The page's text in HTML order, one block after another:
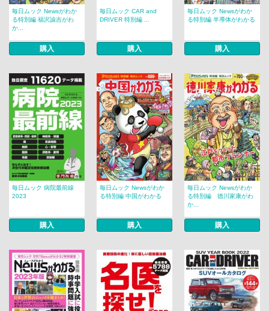
毎日ムック Newsがわか
る特別編 福沢諭吉がわ
か...
購入
毎日ムック CAR and
DRIVER 特別編 ...
購入
毎日ムック Newsがわか
る特別編 半導体がわかる
購入
毎日ムック 病院最前線
2023
購入
毎日ムック Newsがわか
る特別編 中国がわかる
購入
毎日ムック Newsがわか
る特別編 徳川家康がわ
か...
購入